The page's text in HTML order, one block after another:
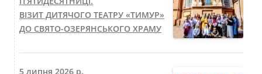
ВІЗИТ ДИТЯЧОГО ТЕАТРУ «ТИМУР»
ДО СВЯТО-ОЗЕРЯНСЬКОГО ХРАМУ
5 липня 2026 р.